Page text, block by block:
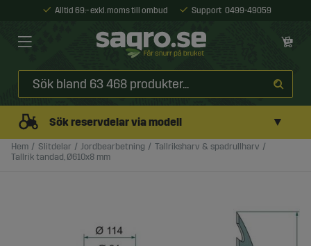
Alltid 69:- exkl. moms till ombud Support 0499-49059
Sök reservdelar via modell ▼
Hem Slitdelar Jordbearbetning
Tallriksharv & spadrullharv
Tallrik tandad, Ø610x8 mm